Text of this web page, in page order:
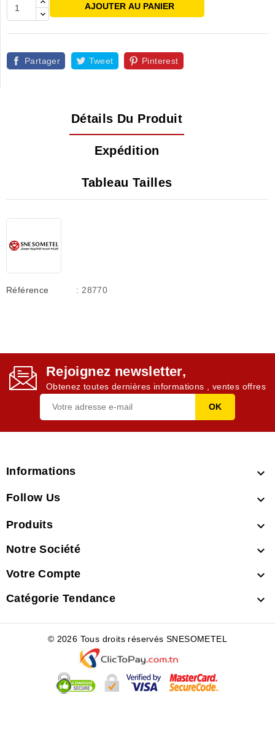
AJOUTER AU PANIER
Partager Tweet Pinterest
Détails Du Produit
Expédition
Tableau Tailles
Référence : 28770
Rejoignez newsletter,
Obtenez toutes dernières informations , ventes offres
Informations 
Follow Us 
Produits 
Notre Société 
Votre Compte 
Catégorie Tendance 
© 2026 Tous droits réservés SNESOMETEL